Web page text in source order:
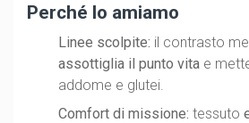
Perché lo amiamo
Linee scolpite: il contrasto
assottiglia il punto vita e
addome e glutei.
Comfort di missione: tessuto